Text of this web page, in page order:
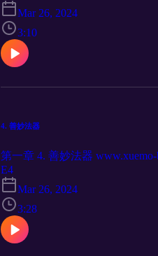
Mar 26, 2024
3:10
4. 善妙法器
第一章 4. 善妙法器 www.xuemo-
E4
Mar 26, 2024
3:28